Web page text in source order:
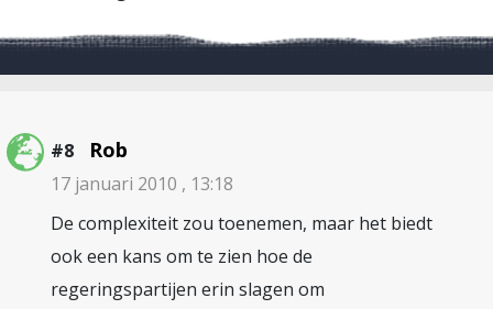
#8 Rob
17 januari 2010 , 13:18
De complexiteit zou toenemen, maar het biedt
ook een kans om te zien hoe de
regeringspartijen erin slagen om